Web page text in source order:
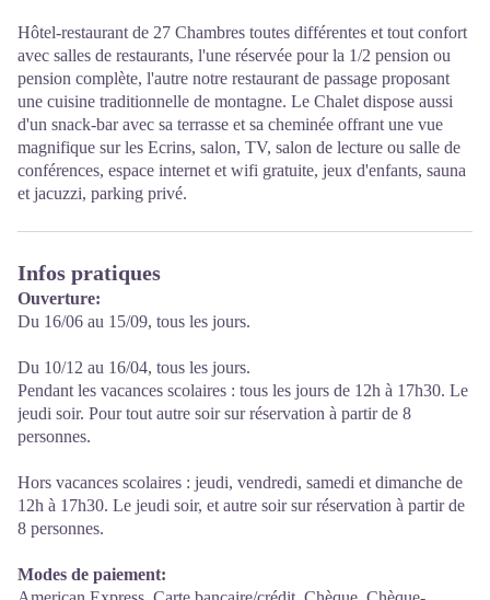
Hôtel-restaurant de 27 Chambres toutes différentes et tout confort
avec salles de restaurants, l'une réservée pour la 1/2 pension ou
pension complète, l'autre notre restaurant de passage proposant
une cuisine traditionnelle de montagne. Le Chalet dispose aussi
d'un snack-bar avec sa terrasse et sa cheminée offrant une vue
magnifique sur les Ecrins, salon, TV, salon de lecture ou salle de
conférences, espace internet et wifi gratuite, jeux d'enfants, sauna
et jacuzzi, parking privé.
Infos pratiques
Ouverture:
Du 16/06 au 15/09, tous les jours.
Du 10/12 au 16/04, tous les jours.
Pendant les vacances scolaires : tous les jours de 12h à 17h30. Le
jeudi soir. Pour tout autre soir sur réservation à partir de 8
personnes.
Hors vacances scolaires : jeudi, vendredi, samedi et dimanche de
12h à 17h30. Le jeudi soir, et autre soir sur réservation à partir de
8 personnes.
Modes de paiement: